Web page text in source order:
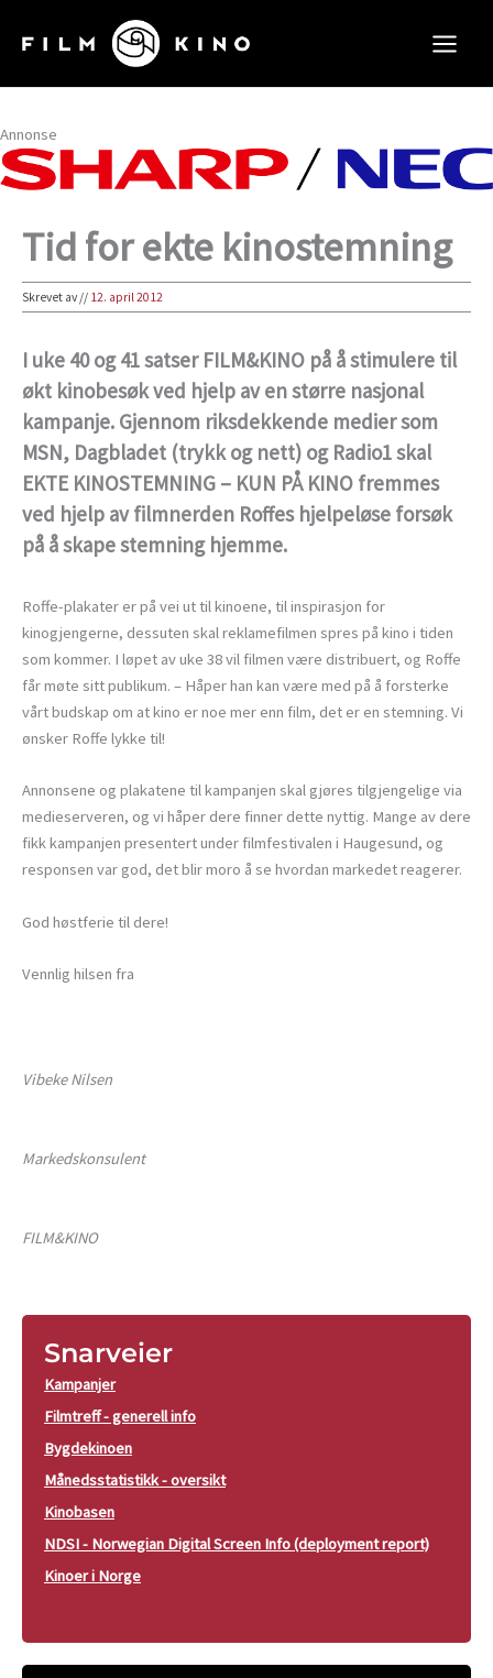
rett
innholdet
Annonse
Tid for ekte kinostemning
Skrevet av// 12. april 2012
I uke 40 og 41 satser FILM&KINO på å stimulere til
økt kinobesøk ved hjelp av en større nasjonal
kampanje. Gjennom riksdekkende medier som
MSN, Dagbladet (trykk og nett) og Radio1 skal
EKTE KINOSTEMNING – KUN PÅ KINO fremmes
ved hjelp av filmnerden Roffes hjelpeløse forsøk
på å skape stemning hjemme.
Roffe-plakater er på vei ut til kinoene, til inspirasjon for
kinogjengerne, dessuten skal reklamefilmen spres på kino i tiden
som kommer. I løpet av uke 38 vil filmen være distribuert, og Roffe
får møte sitt publikum. – Håper han kan være med på å forsterke
vårt budskap om at kino er noe mer enn film, det er en stemning. Vi
ønsker Roffe lykke til!
Annonsene og plakatene til kampanjen skal gjøres tilgjengelige via
medieserveren, og vi håper dere finner dette nyttig. Mange av dere
fikk kampanjen presentert under filmfestivalen i Haugesund, og
responsen var god, det blir moro å se hvordan markedet reagerer.
God høstferie til dere!
Vennlig hilsen fra
Vibeke Nilsen
Markedskonsulent
FILM&KINO
Snarveier
Kampanjer
Filmtreff - generell info
Bygdekinoen
Månedsstatistikk - oversikt
Kinobasen
NDSI - Norwegian Digital Screen Info (deployment report)
Kinoer i Norge